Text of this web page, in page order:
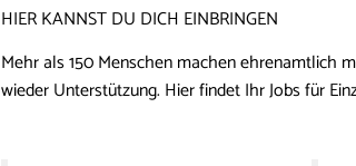
HIER KANNST DU DICH EINBRINGEN
Mehr als 150 Menschen machen ehrenamtlich
wieder Unterstützung. Hier findet Ihr Jobs für